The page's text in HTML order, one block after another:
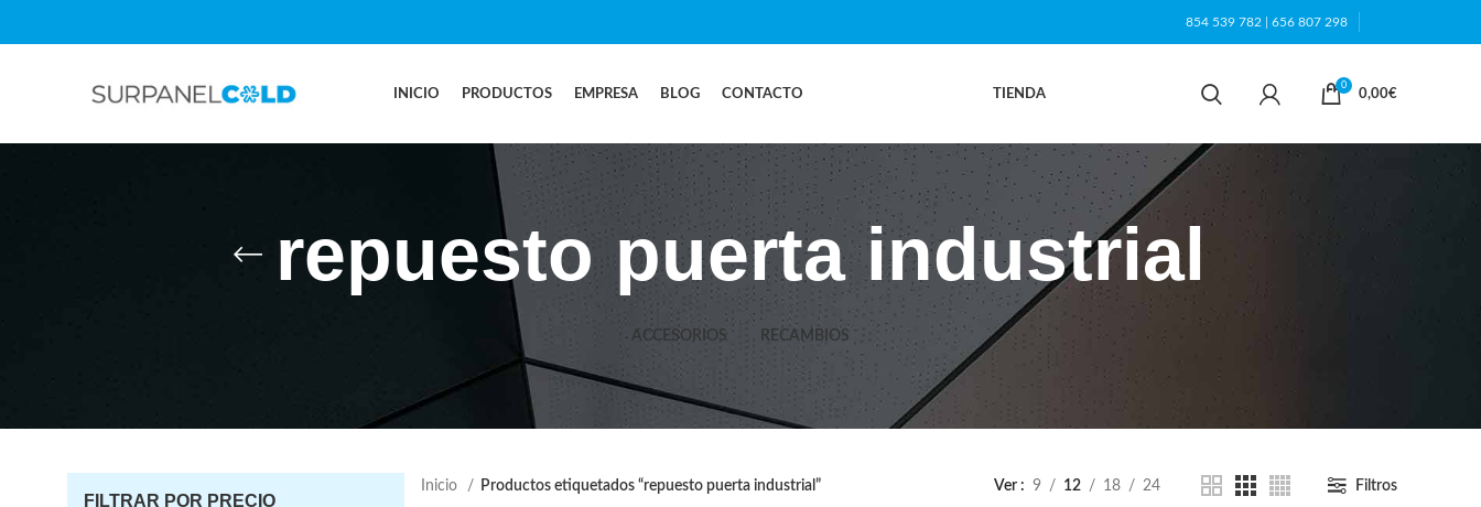
854 539 782 656 807 298
INICIO PRODUCTOS EMPRESA BLOG CONTACTO TIENDA
0
0,00€
repuesto puerta industrial
ACCESORIOS RECAMBIOS
FILTRAR POR PRECIO
Inicio Productos etiquetados “repuesto puerta industrial” Ver 9 12 18 24 Filtros